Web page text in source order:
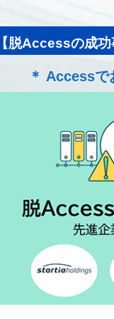
【脱Accessの成
＊ Access